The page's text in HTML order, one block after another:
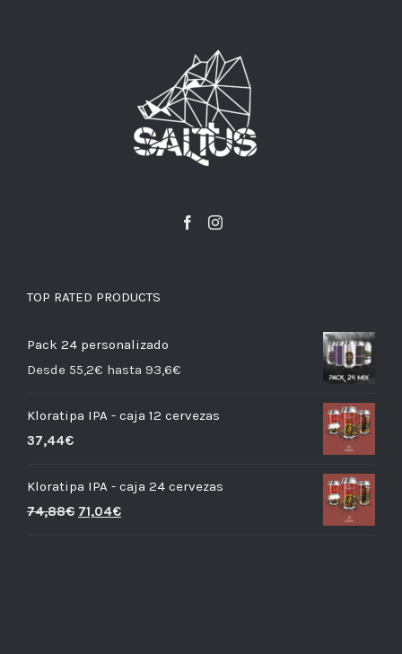
TOP RATED PRODUCTS
Pack 24 personalizado
Desde 55,2€ hasta 93,6€
Kloratipa IPA - caja 12 cervezas
37,44€
Kloratipa IPA - caja 24 cervezas
74,88€ 71,04€